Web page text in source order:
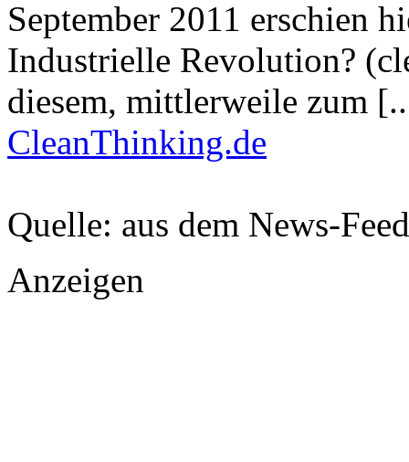
September 2011 erschien
Industrielle Revolution?
diesem, mittlerweile zum
CleanThinking.de
Quelle: aus dem News-
Anzeigen